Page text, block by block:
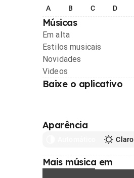
A B C D
Músicas
Em alta
Estilos musicais
Novidades
Videos
Baixe o aplicativo
Aparência
Claro
Mais música em